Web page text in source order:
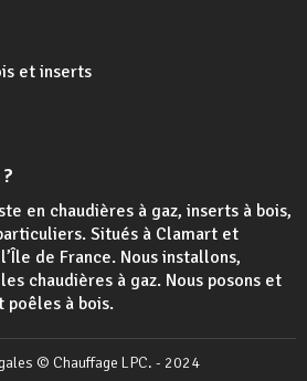
et inserts
en chaudières à gaz, inserts à bois,
Situés à Clamart et
de France. Nous installons,
chaudières à gaz. Nous posons et
poêles à bois.
© Chauffage LPC. - 2024